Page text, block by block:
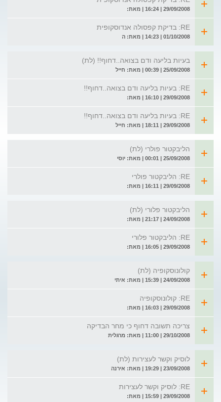
29/09/2008 | 16:24 | מאת:
RE: בדיקת קפסולה אנדוסקופית
01/10/2008 | 14:23 | מאת: ה
בעיות בליעה ודם בצואה..דחוף!! (לת)
25/09/2008 | 00:39 | מאת: חייל
RE: בעיות בליעה ודם בצואה..דחוף!!
29/09/2008 | 16:10 | מאת:
RE: בעיות בליעה ודם בצואה..דחוף!!
29/09/2008 | 18:11 | מאת: חייל
הליבקטור פולרי (לת)
25/09/2008 | 00:01 | מאת: יוסי
RE: הליבקטור פולרי
29/09/2008 | 16:11 | מאת:
הליבקטור פלורי (לת)
24/09/2008 | 21:17 | מאת:
RE: הליבקטור פלורי
29/09/2008 | 16:05 | מאת:
קולונוסקופיה (לת)
24/09/2008 | 15:39 | מאת: איתי
RE: קולונוסקופיה
29/09/2008 | 16:03 | מאת:
צריכה תשובה דחוף כי מחר הבדיקה
29/10/2008 | 11:00 | מאת: מרגלית
לוסיק וקשר לעצירות (לת)
23/09/2008 | 19:29 | מאת: אירנה
RE: לוסיק וקשר לעצירות
29/09/2008 | 15:59 | מאת: